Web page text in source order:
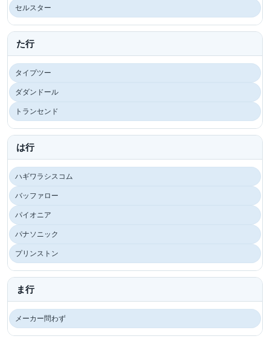
セルスター
た行
タイプツー
ダダンドール
トランセンド
は行
ハギワラシスコム
バッファロー
パイオニア
パナソニック
プリンストン
ま行
メーカー問わず